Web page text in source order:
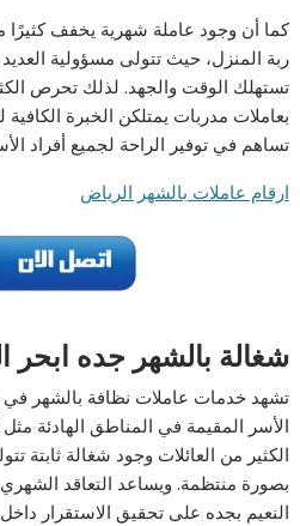
كما أن وجود عاملة شهرية يخفف كثيرًا
ربة المنزل، حيث تتولى مسؤولية العديد
تستهلك الوقت والجهد. لذلك تحرص
بعاملات مدربات يمتلكن الخبرة
تساهم في توفير الراحة لجميع أفراد
ارقام عاملات بالشهر الرياض
شغالة بالشهر جده ابحر
تشهد خدمات عاملات نظافة بالشهر في
الأسر المقيمة في المناطق الهادئة
الكثير من العائلات وجود شغالة ثابتة
بصورة منتظمة. ويساعد التعاقد
النعيم بجده على تحقيق الاستقرار